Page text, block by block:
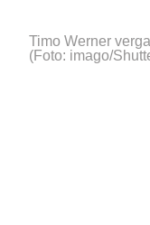
Timo Werner
(Foto: imago/